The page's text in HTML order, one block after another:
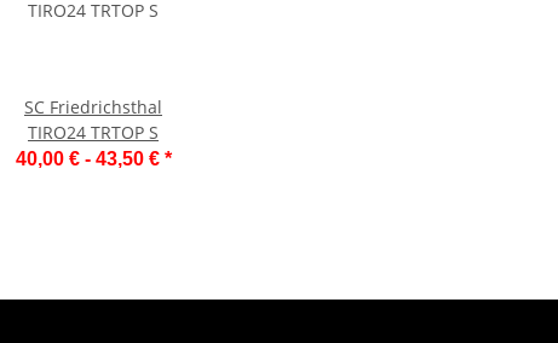
SC Friedrichsthal
TIRO24 TRTOP S
40,00 € - 43,50 € *